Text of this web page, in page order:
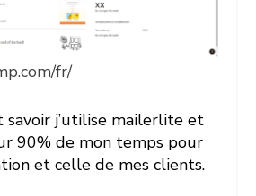
fr/
j’utilise mailerlite et
90% de mon temps pour
et celle de mes clients.